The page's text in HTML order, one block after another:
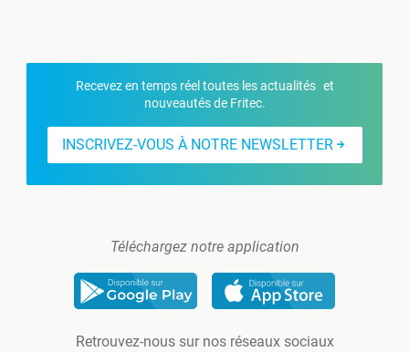
Recevez en temps réel toutes les actualités et
nouveautés de Fritec.
INSCRIVEZ-VOUS À NOTRE NEWSLETTER
Téléchargez notre application
Retrouvez-nous sur nos réseaux sociaux